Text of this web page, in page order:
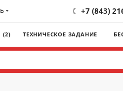
+7 (843)
ТЕХНИЧЕСКОЕ ЗАДАНИЕ